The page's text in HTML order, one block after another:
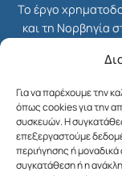
Για να παρέχουμε την
όπως cookies για την
συσκευών. Η
επεξεργαστούμε
περιήγησης ή μοναδικά
συγκατάθεση ή η
Το έργο
και τη Νορβηγία
Στόχος του
των πολιτών στη
δικαιοσύνης, της